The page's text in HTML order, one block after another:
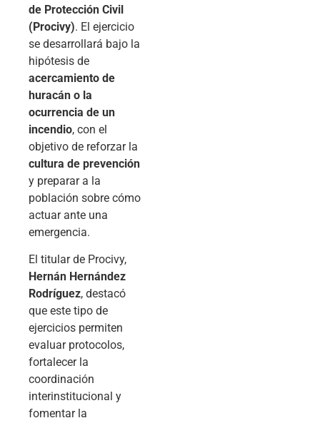
de Protección Civil
(Procivy). El ejercicio
se desarrollará bajo la
hipótesis de
acercamiento de
huracán o la
ocurrencia de un
incendio, con el
objetivo de reforzar la
cultura de prevención
y preparar a la
población sobre cómo
actuar ante una
emergencia.
El titular de Procivy,
Hernán Hernández
Rodríguez, destacó
que este tipo de
ejercicios permiten
evaluar protocolos,
fortalecer la
coordinación
interinstitucional y
fomentar la